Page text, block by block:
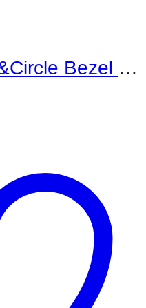
Ania Haie Square&Circle Bezel Ring